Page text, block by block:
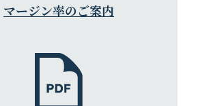
マージン率のご案内